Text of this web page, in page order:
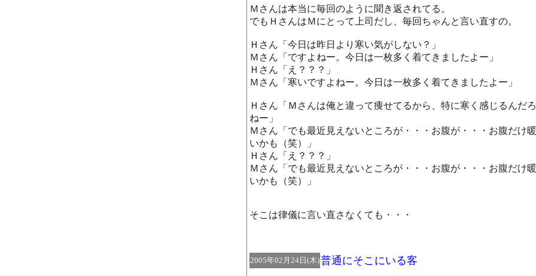
Ｍさんは本当に毎回のように聞き返されてる。
でもＨさんはＭにとって上司だし、毎回ちゃんと言い直すの。
Ｈさん「今日は昨日より寒い気がしない？」
Ｍさん「ですよねー。今日は一枚多く着てきましたよー」
Ｈさん「え？？？」
Ｍさん「寒いですよねー。今日は一枚多く着てきましたよー」
Ｈさん「Ｍさんは俺と違って痩せてるから、特に寒く感じるんだ
ねー」
Ｍさん「でも最近見えないところが・・・お腹が・・・お腹だけ
いかも（笑）」
Ｈさん「え？？？」
Ｍさん「でも最近見えないところが・・・お腹が・・・お腹だけ
いかも（笑）」
そこは律儀に言い直さなくても・・・
2005年02月24日(木)普通にそこにいる客